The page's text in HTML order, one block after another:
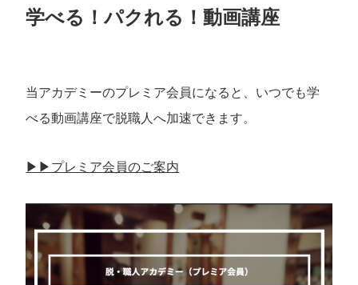
学べる！パクれる！動画講座
当アカデミーのプレミア会員になると、いつでも学
べる動画講座で脱職人へ加速できます。
▶︎▶︎プレミア会員のご案内